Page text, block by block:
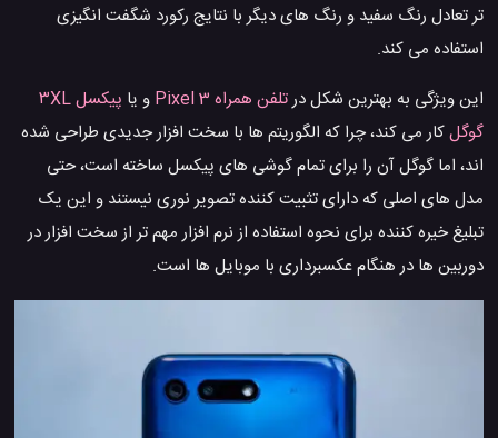
تر تعادل رنگ سفید و رنگ های دیگر با نتایج رکورد شگفت انگیزی
استفاده می کند.
این ویژگی به بهترین شکل درتلفن همراه Pixel 3 و یا
پیکسل ۳XL
گوگلکار می کند، چرا که الگوریتم ها با سخت افزار جدیدی طراحی شده
اند، اما گوگل آن را برای تمام گوشی های پیکسل ساخته است، حتی
مدل های اصلی که دارای تثبیت کننده تصویر نوری نیستند و این یک
تبلیغ خیره کننده برای نحوه استفاده از نرم افزار مهم تر از سخت افزار در
دوربین ها در هنگام عکسبرداری با موبایل ها است.